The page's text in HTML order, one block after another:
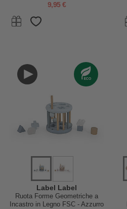
9,95 €
Label Label
Ruota Forme Geometriche a
Incastro in Legno FSC - Azzurro